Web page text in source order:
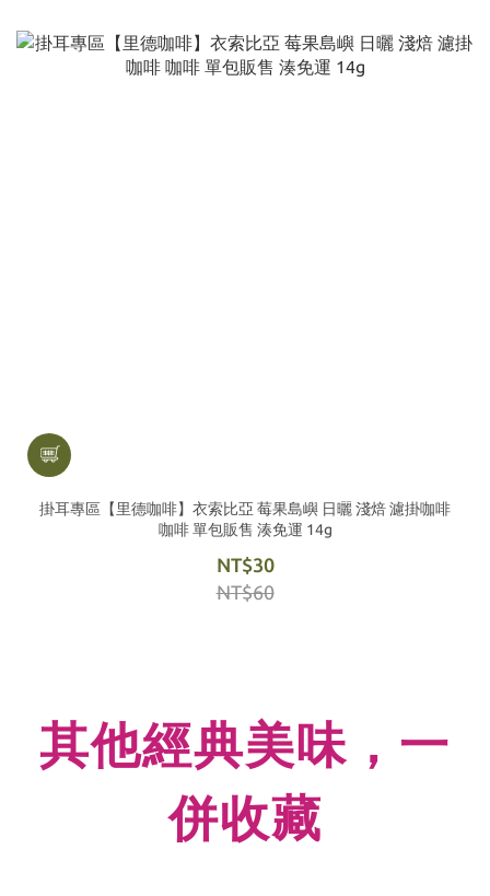
掛耳專區【里德咖啡】衣索比亞 莓果島嶼 日曬 淺焙 濾掛咖啡
咖啡 單包販售 湊免運 14g
NT$30
NT$60
其他經典美味，一
併收藏